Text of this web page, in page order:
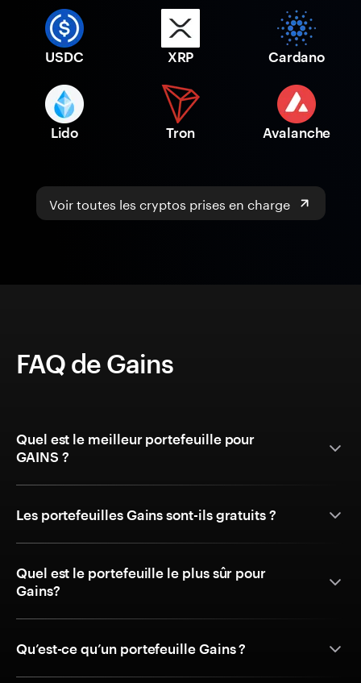
USDC XRP Cardano
Lido Tron Avalanche
Voir toutes les cryptos prises en charge
FAQ de Gains
Quel est le meilleur portefeuille pour
GAINS ?
Les portefeuilles Gains sont-ils gratuits ?
Quel est le portefeuille le plus sûr pour
Gains?
Qu’est-ce qu’un portefeuille Gains ?